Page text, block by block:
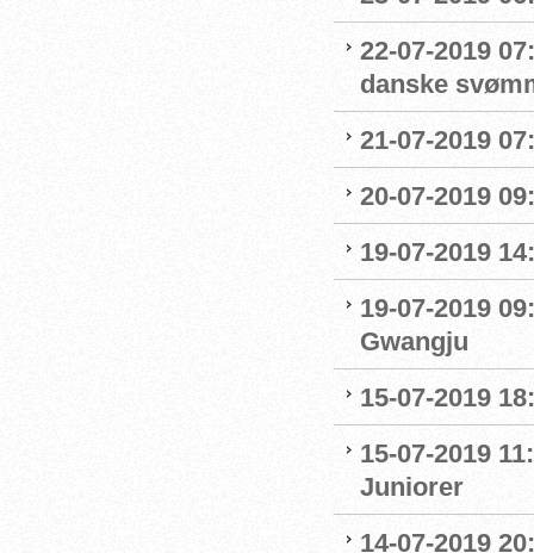
22-07-2019
danske
21-07-2019
20-07-2019
19-07-2019
19-07-2019
Gwangju
15-07-2019
15-07-2019
Juniorer
14-07-2019